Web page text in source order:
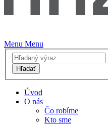
Menu Menu
Hľadať
Úvod
O nás
Čo robíme
Kto sme